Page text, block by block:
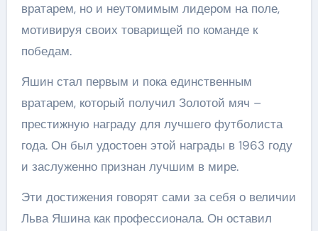
вратарем, но и неутомимым лидером на поле,
мотивируя своих товарищей по команде к
победам.
Яшин стал первым и пока единственным
вратарем, который получил Золотой мяч –
престижную награду для лучшего футболиста
года. Он был удостоен этой награды в 1963 году
и заслуженно признан лучшим в мире.
Эти достижения говорят сами за себя о величии
Льва Яшина как профессионала. Он оставил